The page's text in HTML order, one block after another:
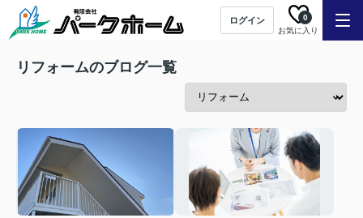
ログイン
お気に入り
0
リフォームのブログ一覧